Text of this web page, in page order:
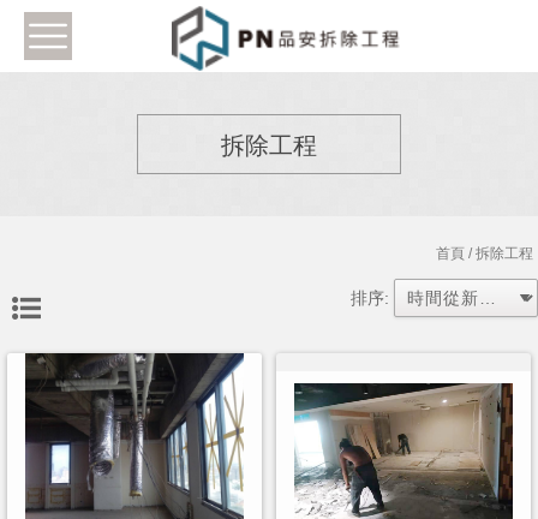
拆除工程
首頁/ 拆除工程
排序: